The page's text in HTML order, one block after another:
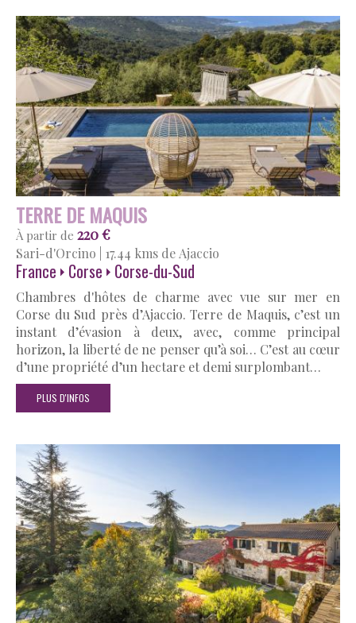
TERRE DE MAQUIS
À partir de 220 €
Sari-d'Orcino 17.44 kms de Ajaccio
France Corse Corse-du-Sud
Chambres d'hôtes de charme avec vue sur mer en
Corse du Sud près d’Ajaccio. Terre de Maquis, c’est un
instant d’évasion à deux, avec, comme principal
horizon, la liberté de ne penser qu’à soi… C’est au cœur
d’une propriété d’un hectare et demi surplombant…
PLUS D'INFOS